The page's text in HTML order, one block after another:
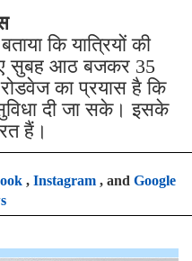
कि यात्रियों की
सुबह आठ बजकर 35
का प्रयास है कि
दी जा सके। इसके
हैं।
, Instagram, and Google